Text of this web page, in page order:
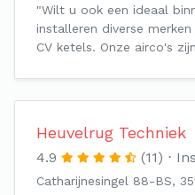
"Wilt u ook een ideaal
installeren diverse
CV ketels. Onze airco's
Heuvelrug Techniek
4.9 (11)
Catharijnesingel 88-BS,